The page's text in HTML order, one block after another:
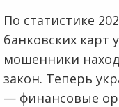
По статистике
банковских карт
мошенники
закон. Теперь
— финансовые